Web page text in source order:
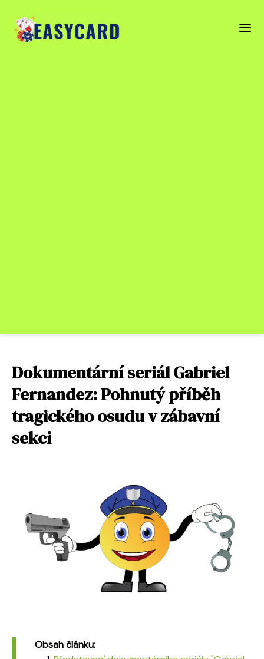
Dokumentární seriál Gabriel
Fernandez: Pohnutý příběh
tragického osudu v zábavní
sekci
Obsah článku: